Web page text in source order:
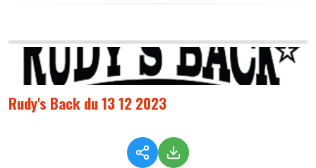
Rudy's Back du 13 12 2023